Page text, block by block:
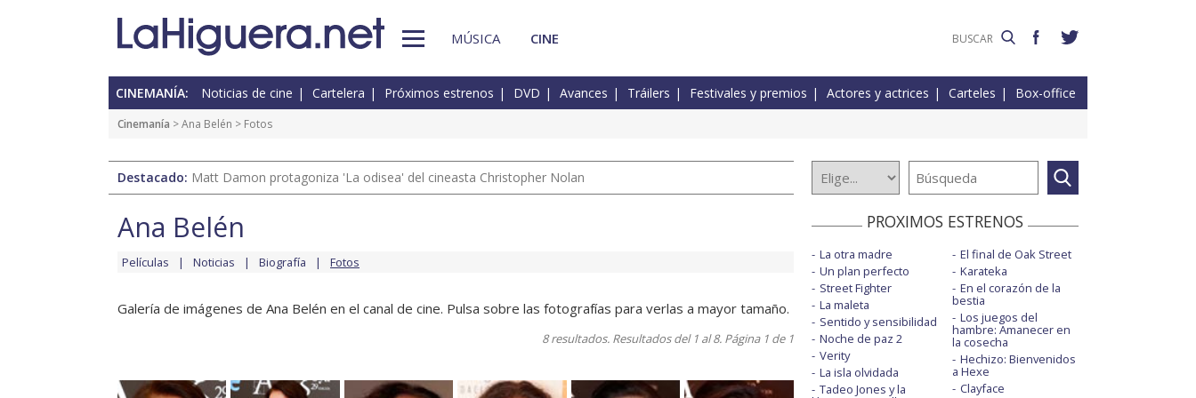
MÚSICA CINE
CINEMANÍA: Noticias de cine Cartelera Próximos estrenos DVD Avances Tráilers Festivales y premios Actores y actrices Carteles Box-office
Cinemanía >Ana Belén > Fotos
Destacado: Matt Damon protagoniza 'La odisea' del cineasta Christopher Nolan
Ana Belén
Películas Noticias Biografía Fotos
Galería de imágenes de Ana Belén en el canal de cine. Pulsa sobre las fotografías para verlas a mayor tamaño.
8 resultados. Resultados del 1 al 8. Página 1 de 1
PROXIMOS ESTRENOS
La otra madre
Un plan perfecto
Street Fighter
La maleta
Sentido y sensibilidad
Noche de paz 2
Verity
La isla olvidada
Tadeo Jones y la
El final de Oak Street
Karateka
En el corazón de la
bestia
Los juegos del
hambre: Amanecer en
la cosecha
Hechizo: Bienvenidos
a Hexe
Clayface